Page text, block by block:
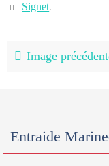
Signet.
Image
Entraide